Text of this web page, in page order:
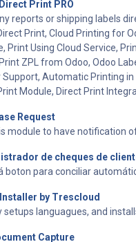
Print PRO
reports or shipping labels
Print, Cloud Printing for
Print Using Cloud Service,
ZPL from Odoo, Odoo
Support, Automatic Printing
Module, Direct Print
Request
module to have notification
de cheques de
boton para conciliar
by Trescloud
setups languagues, and
Capture